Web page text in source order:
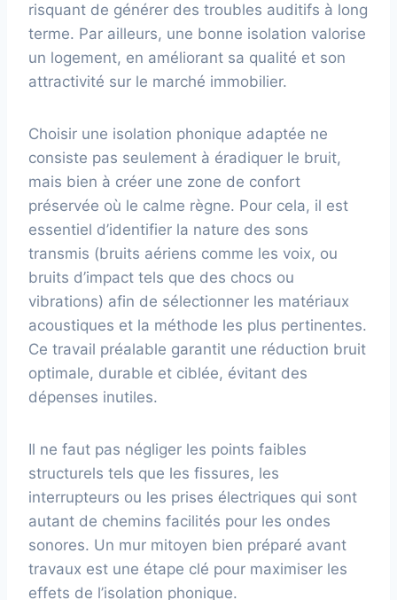
risquant de générer des troubles auditifs à long
terme. Par ailleurs, une bonne isolation valorise
un logement, en améliorant sa qualité et son
attractivité sur le marché immobilier.
Choisir une isolation phonique adaptée ne
consiste pas seulement à éradiquer le bruit,
mais bien à créer une zone de confort
préservée où le calme règne. Pour cela, il est
essentiel d’identifier la nature des sons
transmis (bruits aériens comme les voix, ou
bruits d’impact tels que des chocs ou
vibrations) afin de sélectionner les matériaux
acoustiques et la méthode les plus pertinentes.
Ce travail préalable garantit une réduction bruit
optimale, durable et ciblée, évitant des
dépenses inutiles.
Il ne faut pas négliger les points faibles
structurels tels que les fissures, les
interrupteurs ou les prises électriques qui sont
autant de chemins facilités pour les ondes
sonores. Un mur mitoyen bien préparé avant
travaux est une étape clé pour maximiser les
effets de l’isolation phonique.